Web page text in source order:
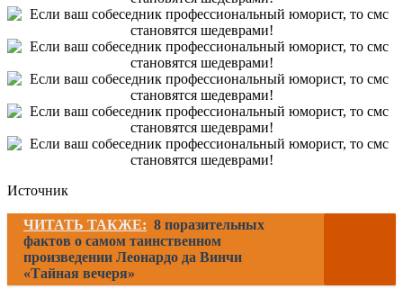
Источник
ЧИТАТЬ ТАКЖЕ: 8 поразительных
фактов о самом таинственном
произведении Леонардо да Винчи
«Тайная вечеря»